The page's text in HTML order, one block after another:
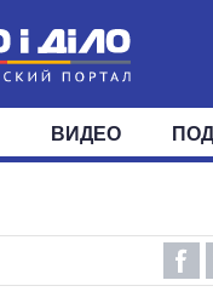
МИР
ОКРУГА
ВИДЕО